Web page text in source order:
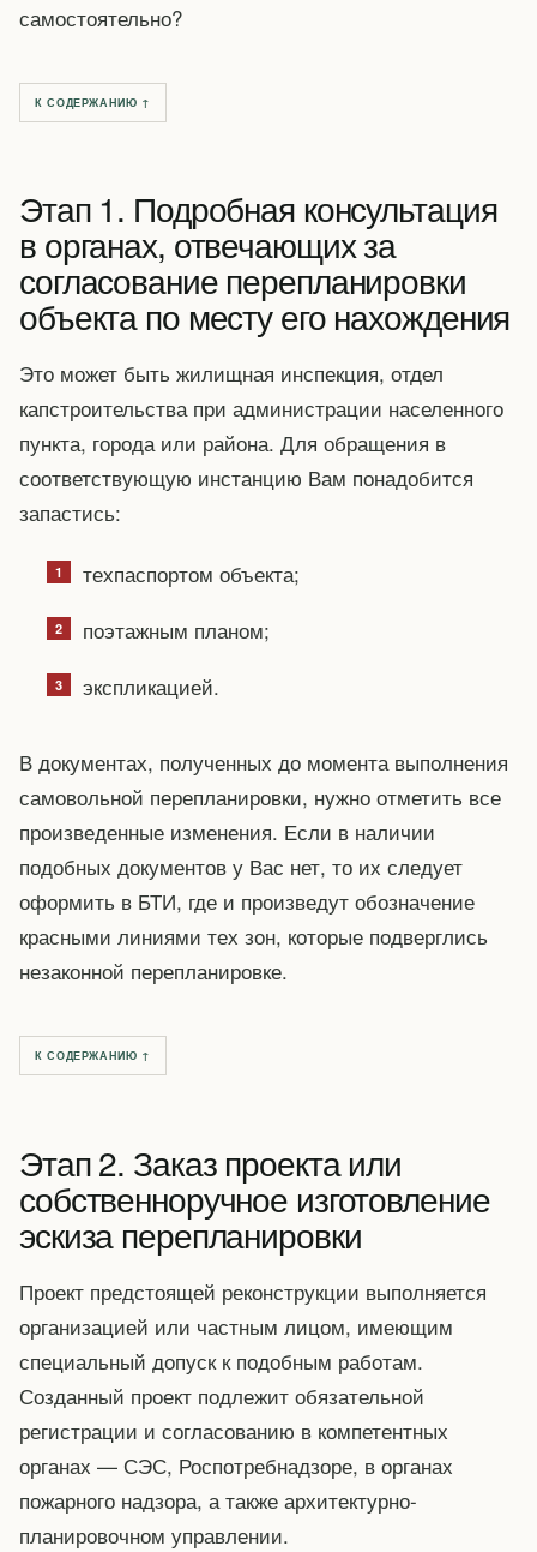
самостоятельно?
К СОДЕРЖАНИЮ ↑
Этап 1. Подробная консультация
в органах, отвечающих за
согласование перепланировки
объекта по месту его нахождения
Это может быть жилищная инспекция, отдел
капстроительства при администрации населенного
пункта, города или района. Для обращения в
соответствующую инстанцию Вам понадобится
запастись:
техпаспортом объекта;
поэтажным планом;
экспликацией.
В документах, полученных до момента выполнения
самовольной перепланировки, нужно отметить все
произведенные изменения. Если в наличии
подобных документов у Вас нет, то их следует
оформить в БТИ, где и произведут обозначение
красными линиями тех зон, которые подверглись
незаконной перепланировке.
К СОДЕРЖАНИЮ ↑
Этап 2. Заказ проекта или
собственноручное изготовление
эскиза перепланировки
Проект предстоящей реконструкции выполняется
организацией или частным лицом, имеющим
специальный допуск к подобным работам.
Созданный проект подлежит обязательной
регистрации и согласованию в компетентных
органах — СЭС, Роспотребнадзоре, в органах
пожарного надзора, а также архитектурно-
планировочном управлении.